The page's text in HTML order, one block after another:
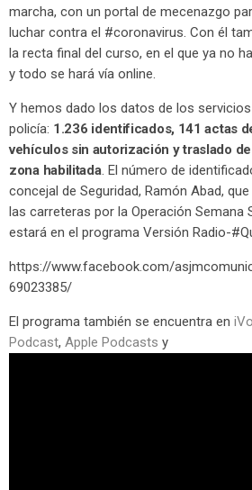
marcha, con un portal de mecenazgo
luchar contra el #coronavirus. Con él
la recta final del curso, en el que ya no
y todo se hará vía online.
Y hemos dado los datos de los
policía: 1.236 identificados, 141 actas
vehículos sin autorización y traslado
zona habilitada. El número de
concejal de Seguridad, Ramón Abad,
las carreteras por la Operación Semana
estará en el programa Versión Radio-
https://www.facebook.com/
69023385/
El programa también se encuentra en
Podcast, Apple Podcasts y